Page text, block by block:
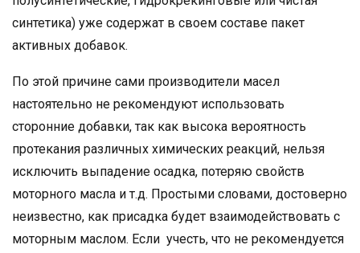
синтетика) уже содержат в своем составе пакет
активных добавок.
По этой причине сами производители масел
настоятельно не рекомендуют использовать
сторонние добавки, так как высока вероятность
протекания различных химических реакций, нельзя
исключить выпадение осадка, потеряю свойств
моторного масла и т.д. Простыми словами, достоверно
неизвестно, как присадка будет взаимодействовать с
моторным маслом. Если учесть, что не рекомендуется